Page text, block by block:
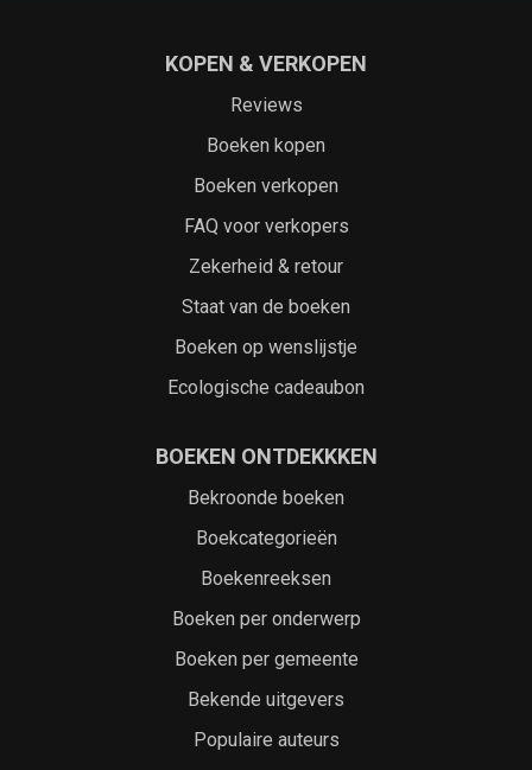
KOPEN & VERKOPEN
Reviews
Boeken kopen
Boeken verkopen
FAQ voor verkopers
Zekerheid & retour
Staat van de boeken
Boeken op wenslijstje
Ecologische cadeaubon
BOEKEN ONTDEKKKEN
Bekroonde boeken
Boekcategorieën
Boekenreeksen
Boeken per onderwerp
Boeken per gemeente
Bekende uitgevers
Populaire auteurs